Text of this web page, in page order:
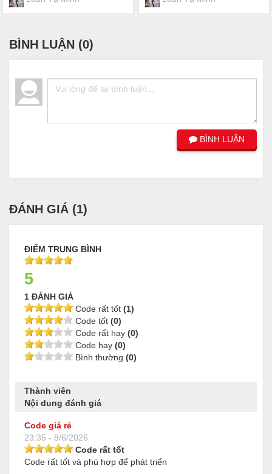
BÌNH LUẬN (0)
BÌNH LUẬN
ĐÁNH GIÁ (1)
ĐIỂM TRUNG BÌNH
5
1 ĐÁNH GIÁ
Code rất tốt (1)
Code tốt (0)
Code rất hay (0)
Code hay (0)
Bình thường (0)
Thành viên
Nội dung đánh giá
Code giá rẻ
23:35 - 8/6/2026
Code rất tốt
Code rất tốt và phù hợp để phát triển